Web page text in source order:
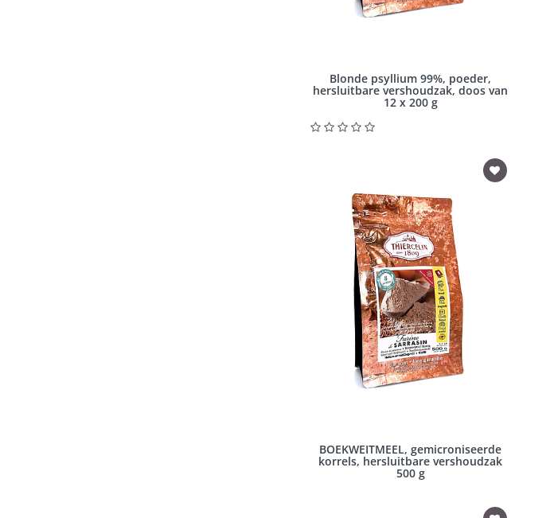
Blonde psyllium 99%, poeder,
hersluitbare vershoudzak, doos van
12 x 200 g
BOEKWEITMEEL, gemicroniseerde
korrels, hersluitbare vershoudzak
500 g